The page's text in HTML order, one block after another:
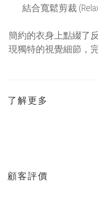
結合寬鬆剪裁
簡約的衣身上點綴了
現獨特的視覺細節，
了解更多
顧客評價